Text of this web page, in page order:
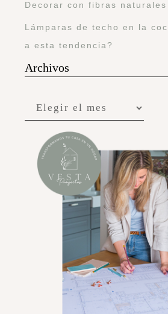
Decorar con fibras naturales
Lámparas de techo en la
a esta tendencia?
Archivos